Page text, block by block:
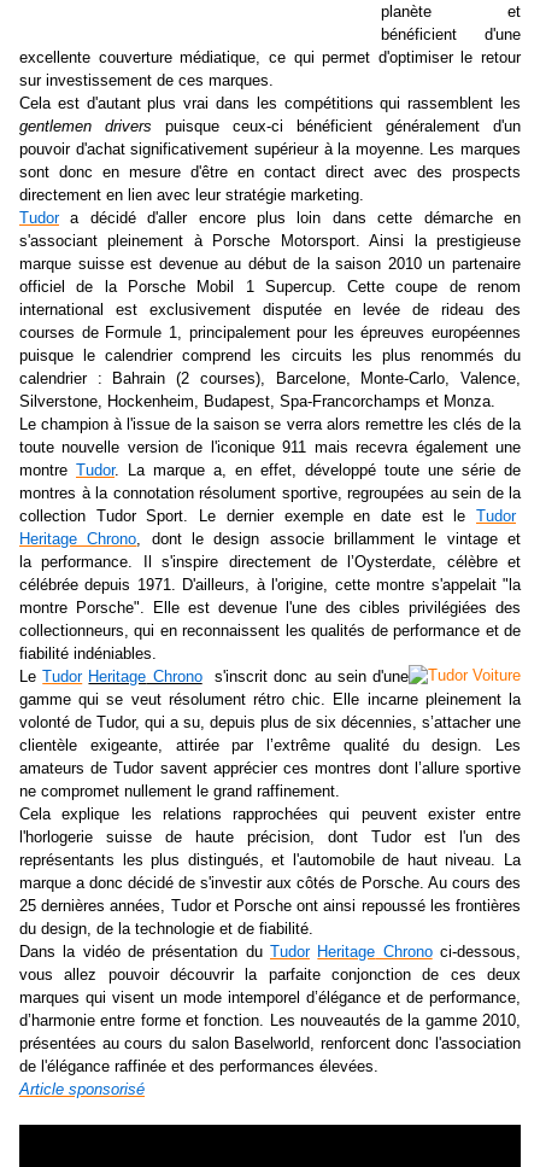
planète et
bénéficient d'une
excellente couverturemédiatique, ce qui permet d'optimiser le retour
sur investissement de ces marques.
Cela est d'autant plus vrai dans les compétitions qui rassemblent les
gentlemen drivers puisque ceux-ci bénéficient généralement d'un
pouvoir d'achat significativement supérieur à la moyenne. Les marques
sont donc en mesure d'être en contact direct avec des prospects
directement en lien avec leur stratégie marketing.
Tudora décidé d'aller encore plus loin dans cette démarche en
s'associant pleinement à Porsche Motorsport. Ainsi la prestigieuse
marque suisse est devenue au début de la saison 2010 un partenaire
officiel de la
Porsche Mobil 1 Supercup. Cette coupe de renom
international est exclusivement disputée en levée de rideau des
courses de Formule 1, principalement pour les épreuves européennes
puisque le calendrier comprend les circuits les plus renommés du
calendrier :
Bahrain (2 courses), Barcelone, Monte-Carlo,
Valence,
Silverstone, Hockenheim, Budapest, Spa-Francorchamps et Monza.
Le champion à l'issue de la saison se verra alors remettre les clés de la
toute nouvelle version de
l'iconique911 mais recevra également une
montre Tudor. La marque a, en effet, développé toute une série de
montres à la connotation résolument sportive, regroupées au sein de la
collection TudorSport. Le dernier exemple en date est le
Tudor
Heritage Chrono, dont le design associe brillamment le vintageet
la performance. Il s'inspire directement de
l’Oysterdate, célèbre et
célébrée depuis 1971. D'ailleurs, à l'origine, cette montre s'appelait "la
montre Porsche". Elle est devenue l'une des cibles privilégiées des
collectionneurs, qui en reconnaissent les qualités de performance et de
fiabilité indéniables.
LeTudor Heritage Chronos'inscrit donc au sein d'une
gamme qui se veut résolument rétro chic. Elle incarne pleinement la
volonté de Tudor, qui a su, depuis plus de six décennies, s’attacher une
clientèle exigeante, attirée par l’extrême qualité du design. Les
amateurs deTudorsavent apprécier ces montres dont l’allure sportive
ne compromet nullement le grand raffinement.
Cela explique les relations rapprochées qui peuvent exister entre
l'horlogerie suisse de haute précision, dont Tudorest l'un des
représentants les plus distingués, et l'automobile de haut niveau. La
marque a donc décidé de s'investir aux côtés de Porsche. Au cours des
25 dernières années, Tudor et Porsche ont ainsi repoussé les frontières
du design, de la technologie et de fiabilité.
Dans la vidéo de présentation du Tudor Heritage Chrono ci-dessous,
vous allez pouvoir découvrir la parfaite conjonction de ces deux
marques qui visent un mode intemporel d’élégance et de performance,
d’harmonie entre forme et fonction. Les nouveautés de la gamme 2010,
présentées au cours du salon Baselworld, renforcent donc l'association
de l'élégance raffinée et des performances élevées.
Article sponsorisé